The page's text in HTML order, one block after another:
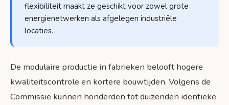
flexibiliteit maakt ze geschikt voor zowel grote
energienetwerken als afgelegen industriële
locaties.
De modulaire productie in fabrieken belooft hogere
kwaliteitscontrole en kortere bouwtijden. Volgens de
Commissie kunnen honderden tot duizenden identieke